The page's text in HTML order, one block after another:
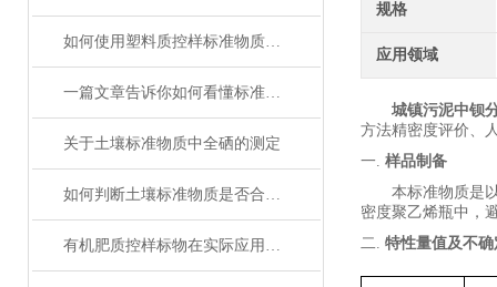
如何使用塑料质控样标准物质提高电子行业中产品质量
一篇文章告诉你如何看懂标准物质证书！
关于土壤标准物质中全硒的测定
如何判断土壤标准物质是否合格？
有机肥质控样标物在实际应用中的标准化问题
规格
应用领域
城镇污泥中钡
方法精密度评价、
一. 样品制备
本标准物质是
密度聚乙烯瓶中 ，
二. 特性量值及不确